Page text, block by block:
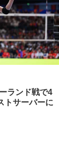
ランド戦で4
トサーバーに